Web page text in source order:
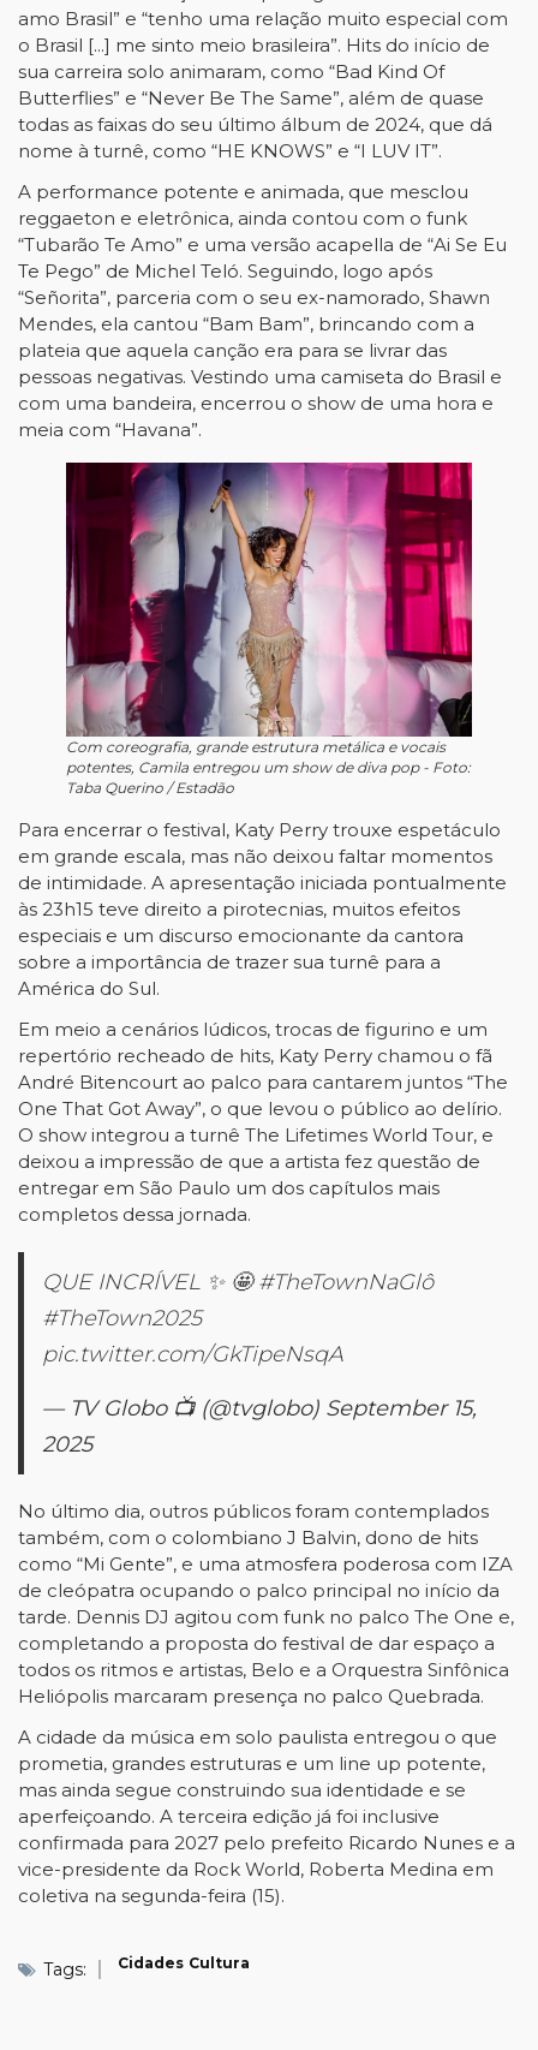
amo Brasil” e “tenho uma relação muito especial com
o Brasil [...] me sinto meio brasileira”. Hits do início de
sua carreira solo animaram, como “Bad Kind Of
Butterflies” e “Never Be The Same”, além de quase
todas as faixas do seu último álbum de 2024, que dá
nome à turnê, como “HE KNOWS” e “I LUV IT”.
A performance potente e animada, que mesclou
reggaeton e eletrônica, ainda contou com o funk
“Tubarão Te Amo” e uma versão acapella de “Ai Se Eu
Te Pego” de Michel Teló. Seguindo, logo após
“Señorita”, parceria com o seu ex-namorado, Shawn
Mendes, ela cantou “Bam Bam”, brincando com a
plateia que aquela canção era para se livrar das
pessoas negativas. Vestindo uma camiseta do Brasil e
com uma bandeira, encerrou o show de uma hora e
meia com “Havana”.
Com coreografia, grande estrutura metálica e vocais
potentes, Camila entregou um show de diva pop - Foto:
Taba Querino / Estadão
Para encerrar o festival, Katy Perry trouxe espetáculo
em grande escala, mas não deixou faltar momentos
de intimidade. A apresentação iniciada pontualmente
às 23h15 teve direito a pirotecnias, muitos efeitos
especiais e um discurso emocionante da cantora
sobre a importância de trazer sua turnê para a
América do Sul.
Em meio a cenários lúdicos, trocas de figurino e um
repertório recheado de hits, Katy Perry chamou o fã
André Bitencourt ao palco para cantarem juntos “The
One That Got Away”, o que levou o público ao delírio.
O show integrou a turnê The Lifetimes World Tour, e
deixou a impressão de que a artista fez questão de
entregar em São Paulo um dos capítulos mais
completos dessa jornada.
QUE INCRÍVEL ✨ 🤩#TheTownNaGlô
#TheTown2025
pic.twitter.com/GkTipeNsqA
— TV Globo 📺 (@tvglobo) September 15,
2025
No último dia, outros públicos foram contemplados
também, com o colombiano J Balvin, dono de hits
como “Mi Gente”, e uma atmosfera poderosa com IZA
de cleópatra ocupando o palco principal no início da
tarde. Dennis DJ agitou com funk no palco The One e,
completando a proposta do festival de dar espaço a
todos os ritmos e artistas, Belo e a Orquestra Sinfônica
Heliópolis marcaram presença no palco Quebrada.
A cidade da música em solo paulista entregou o que
prometia, grandes estruturas e um line up potente,
mas ainda segue construindo sua identidade e se
aperfeiçoando. A terceira edição já foi inclusive
confirmada para 2027 pelo prefeito Ricardo Nunes e a
vice-presidente da Rock World, Roberta Medina em
coletiva na segunda-feira (15).
Tags: Cidades Cultura